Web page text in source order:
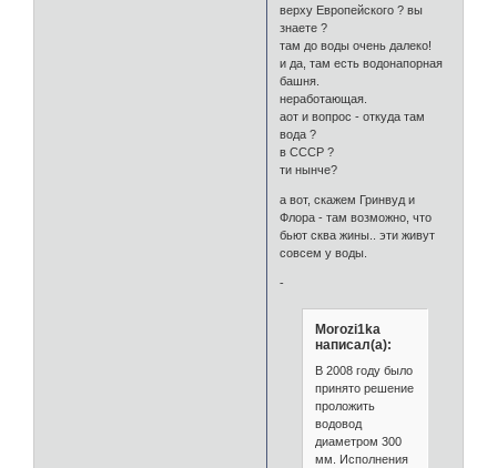
верху Европейского ? вы
знаете ?
там до воды очень далеко!
и да, там есть водонапорная
башня.
неработающая.
аот и вопрос - откуда там
вода ?
в СССР ?
ти нынче?
а вот, скажем Гринвуд и
Флора - там возможно, что
бьют сква жины.. эти живут
совсем у воды.
-
Morozi1ka
написал(а):
В 2008 году было
принято решение
проложить
водовод
диаметром 300
мм. Исполнения